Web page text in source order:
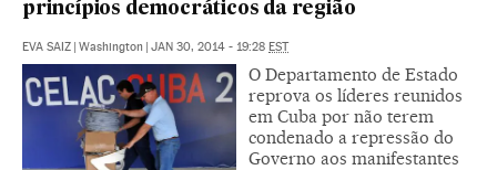
princípios democráticos da região
EVA SAIZ | Washington | JAN 30, 2014 - 19:28 EST
O Departamento de Estado
reprova os líderes reunidos
em Cuba por não terem
condenado a repressão do
Governo aos manifestantes